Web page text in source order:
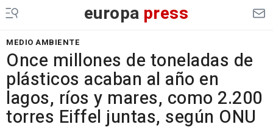
europa press
MEDIO AMBIENTE
Once millones de toneladas de
plásticos acaban al año en
lagos, ríos y mares, como 2.200
torres Eiffel juntas, según ONU